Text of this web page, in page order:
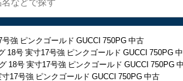
強 ピンクゴールド GUCCI 750PG 中古
18号 実寸17号強 ピンクゴールド GUCCI 750PG
18号 実寸17号強 ピンクゴールド GUCCI 750PG
17号強 ピンクゴールド GUCCI 750PG 中古